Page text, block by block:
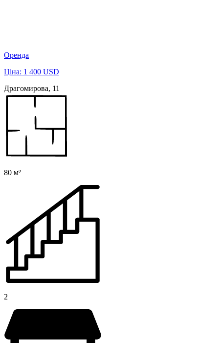
Оренда
Ціна: 1 400 USD
Драгомирова, 11
80 м²
2